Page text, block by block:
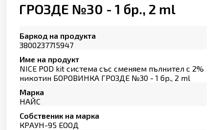
ГРОЗДЕ №30 - 1 бр., 2 ml
Баркод на продукта
3800237715947
Име на продукт
NICE POD kit система със сменяем пълнител с 2%
никотин БОРОВИНКА ГРОЗДЕ №30 - 1 бр., 2 ml
Марка
НАЙС
Собственик на марка
КРАУН-95 ЕООД